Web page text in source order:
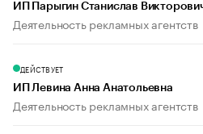
ИП Парыгин Станислав
Деятельность рекламных агентств
ДЕЙСТВУЕТ
ИП Левина Анна Анатольевна
Деятельность рекламных агентств